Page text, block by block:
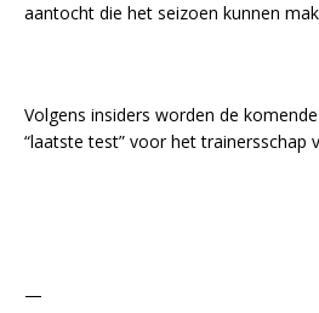
aantocht die het seizoen kunnen
Volgens insiders worden de
“laatste test” voor het trainersschap
—